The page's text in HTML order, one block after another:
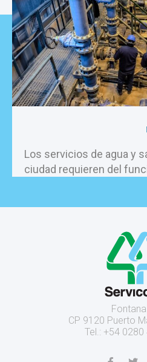
Los servicios de agua y
ciudad requieren del
CP 9120 Puerto
Tel.: +54